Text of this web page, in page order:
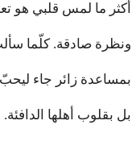
أكثر ما لمس قلبي هو
ونظرة صادقة. كلّما
بمساعدة زائر جاء
بل بقلوب أهلها الدافئة.